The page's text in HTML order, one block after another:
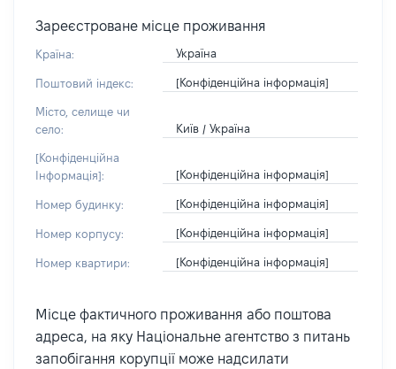
Зареєстроване місце проживання
Країна: Україна
Поштовий індекс: [Конфіденційна інформація]
Місто, селище чи
село:
Київ / Україна
[Конфіденційна
Інформація]:
[Конфіденційна інформація]
Номер будинку: [Конфіденційна інформація]
Номер корпусу: [Конфіденційна інформація]
Номер квартири: [Конфіденційна інформація]
Місце фактичного проживання або поштова
адреса, на яку Національне агентство з питань
запобігання корупції може надсилати